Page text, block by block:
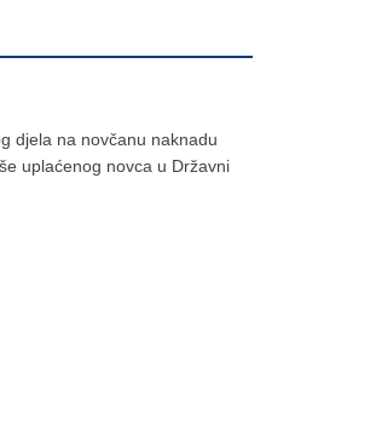
djela na novčanu naknadu
uplaćenog novca u Državni